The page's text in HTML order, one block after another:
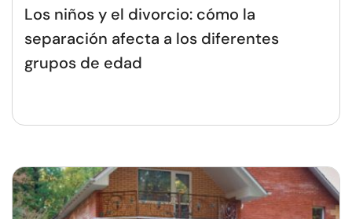
Los niños y el divorcio: cómo la
separación afecta a los diferentes
grupos de edad